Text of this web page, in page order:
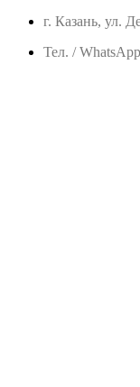
г. Казань, ул.
Тел. /